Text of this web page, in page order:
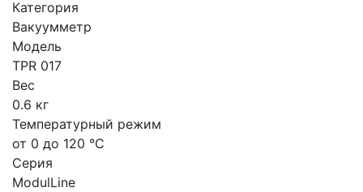
Категория
Вакуумметр
Модель
TPR 017
Вес
0.6 кг
Температурный режим
от 0 до 120 °С
Серия
ModulLine